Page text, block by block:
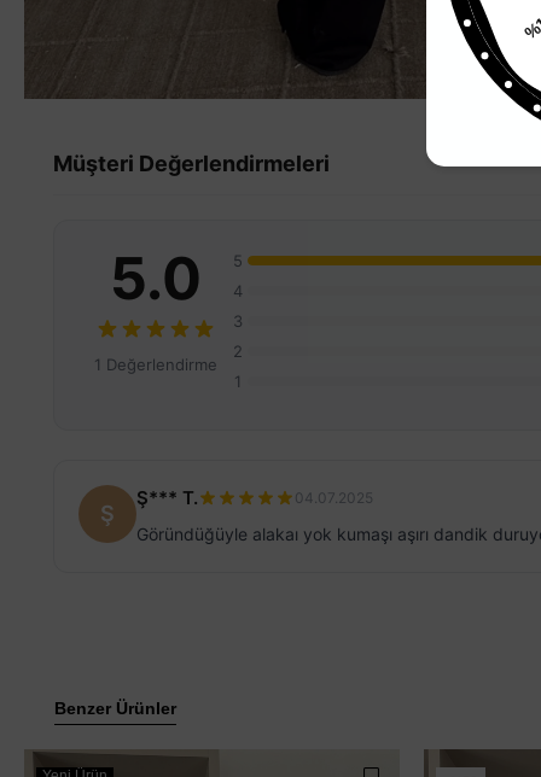
Müşteri Değerlendirmeleri
5.0
1 Değerlendirme
5
4
3
2
1
Ş
Ş*** T. 04.07.2025
Göründüğüyle alakaı yok kumaşı aşırı dandik
Benzer Ürünler